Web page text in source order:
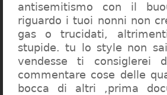
antisemitismo con il
riguardo i tuoi nonni non
gas o trucidati,
stupide. tu lo style non
vendesse ti consiglerei
commentare cose delle
bocca di altri ,prima